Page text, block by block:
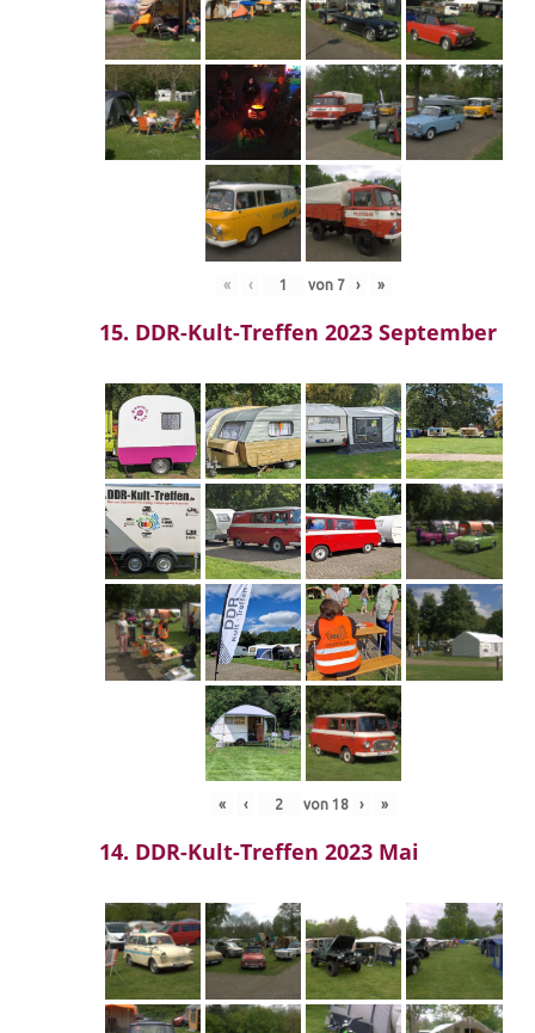
« ‹ von 7 › »
15. DDR-Kult-Treffen 2023 September
« ‹ von 18 › »
14. DDR-Kult-Treffen 2023 Mai